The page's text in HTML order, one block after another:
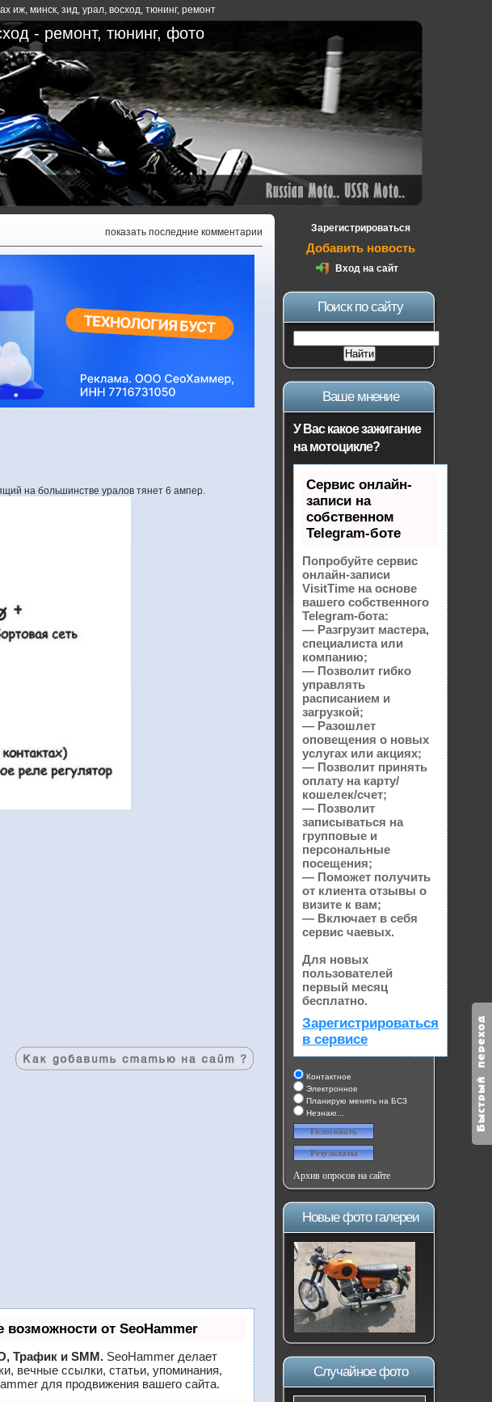
иж, минск, зид, урал, восход,тюнинг,ремонт
- ремонт, тюнинг, фото
показать последние комментарии
на большинстве уралов тянет 6 ампер.
от SeoHammer
Трафик и SMM. SeoHammer делает
вечные ссылки, статьи, упоминания,
для продвижения вашего сайта.
Зарегистрироваться
Добавить новость
Вход на сайт
Поиск по сайту
Ваше мнение
У Вас какое зажигание
на мотоцикле?
Сервис онлайн-
записи на
собственном
Telegram-боте
Попробуйте сервис
онлайн-записи
VisitTime на основе
вашего собственного
Telegram-бота:
— Разгрузит мастера,
специалиста или
компанию;
— Позволит гибко
управлять
расписанием и
загрузкой;
— Разошлет
оповещения о новых
услугах или акциях;
— Позволит принять
оплату на карту/
кошелек/счет;
— Позволит
записываться на
групповые и
персональные
посещения;
— Поможет получить
от клиента отзывы о
визите к вам;
— Включает в себя
сервис чаевых.
Для новых
пользователей
первый месяц
бесплатно.
Зарегистрироваться
в сервисе
Контактное
Электронное
Планирую менять на БСЗ
Незнаю...
Архив опросов на сайте
Новые фото галереи
Случайное фото